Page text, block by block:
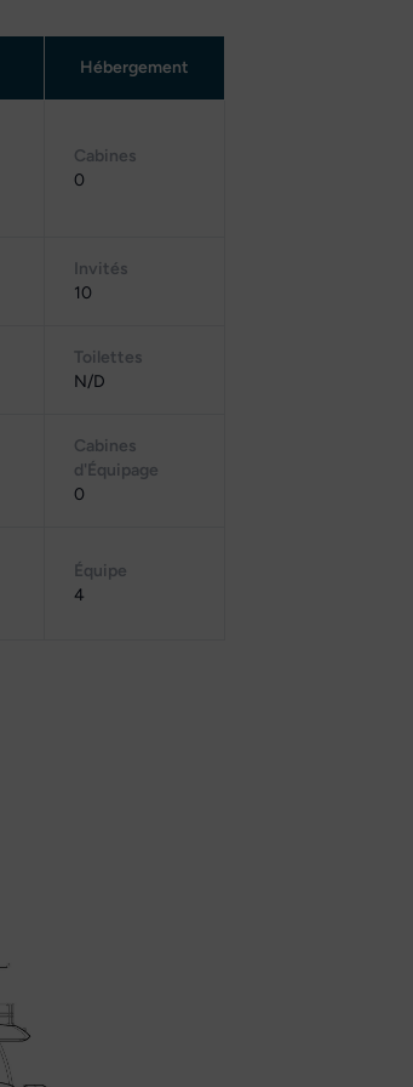
Hébergement
Cabines
0
Invités
10
Toilettes
N/D
Cabines
d'Équipage
0
Équipe
4